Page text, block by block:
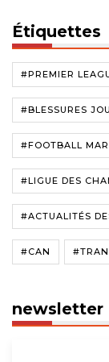
Étiquettes
#PREMIER
#BLESSURES
#FOOTBALL
#LIGUE DES
#ACTUALITÉS
#CAN
newsletter